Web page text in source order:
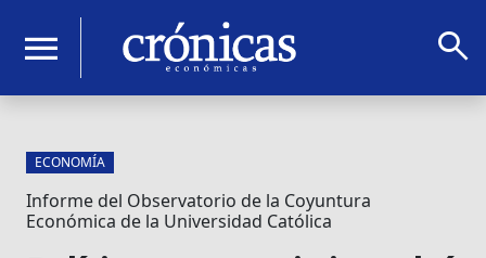
menu search
ECONOMÍA
Informe del Observatorio de la Coyuntura
Económica de la Universidad Católica